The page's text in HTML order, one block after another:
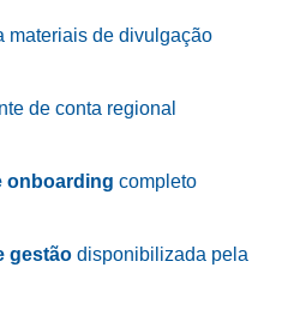
materiais de divulgação
de conta regional
onboarding completo
gestão disponibilizada pela